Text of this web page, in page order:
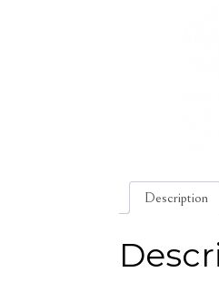
Description